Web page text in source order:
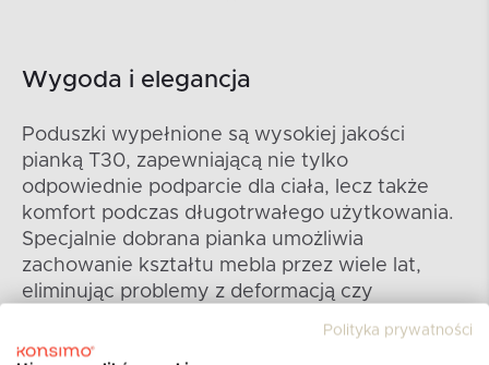
Wygoda i elegancja
Poduszki wypełnione są wysokiej jakości
pianką T30, zapewniającą nie tylko
odpowiednie podparcie dla ciała, lecz także
komfort podczas długotrwałego użytkowania.
Specjalnie dobrana pianka umożliwia
zachowanie kształtu mebla przez wiele lat,
eliminując problemy z deformacją czy
tylko stylowym otoczeniem, lecz także
Polityka prywatności